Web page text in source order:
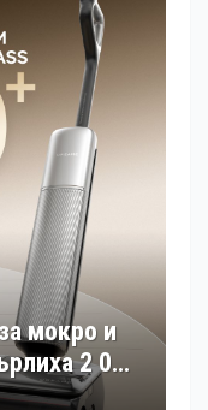
мокро и
2 000
мащаб